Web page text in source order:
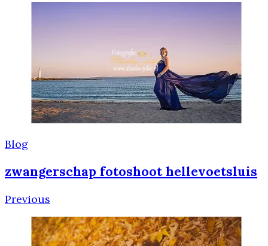
Post
Navigation
Blog
zwangerschap fotoshoot hellevoetsluis
Previous